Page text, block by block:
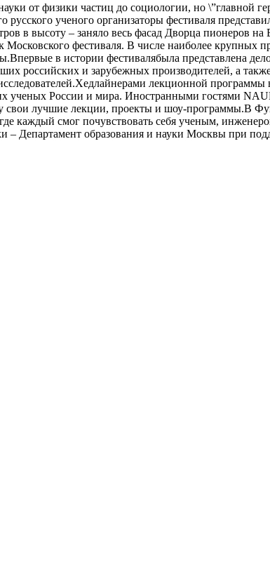
от физики частиц до социологии, но \”главной
русского ученого организаторы фестиваля
в высоту – заняло весь фасад Дворца пионеров
Московского фестиваля. В числе наиболее
в истории фестивалябыла представлена
российских и зарубежных производителей, а
лекционной
ученых России и мира. Иностранными гостями
свои лучшие лекции, проекты и шоу-программы.В
каждый смог почувствовать себя ученым,
– Департамент образования и науки Москвы